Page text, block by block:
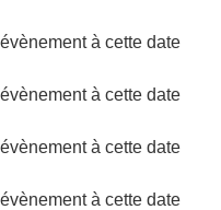
à cette date
à cette date
à cette date
à cette date